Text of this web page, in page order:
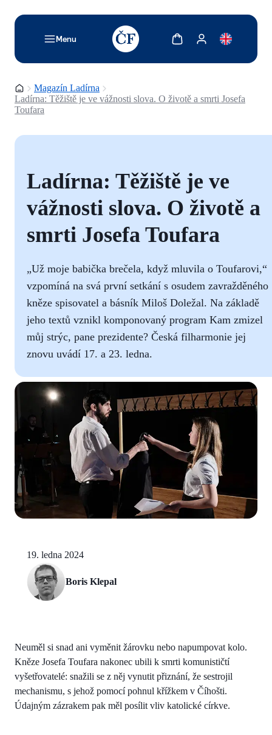
Menu
TODO: Add description for reader
Zobrazit košíkZobrazit můj účet
Domovská stránka
Magazín Ladírna
Ladírna: Těžiště je ve vážnosti slova. O životě a smrti Josefa
Toufara
Ladírna: Těžiště je ve
vážnosti slova. O životě a
smrti Josefa Toufara
„Už moje babička brečela, když mluvila o Toufarovi,“
vzpomíná na svá první setkání s osudem zavražděného
kněze spisovatel a básník Miloš Doležal. Na základě
jeho textů vznikl komponovaný program Kam zmizel
můj strýc, pane prezidente? Česká filharmonie jej
znovu uvádí 17. a 23. ledna.
19. ledna 2024
Boris Klepal
Neuměl si snad ani vyměnit žárovku nebo napumpovat kolo.
Kněze Josefa Toufara nakonec ubili k smrti komunističtí
vyšetřovatelé: snažili se z něj vynutit přiznání, že sestrojil
mechanismu, s jehož pomocí pohnul křížkem v Číhošti.
Údajným zázrakem pak měl posílit vliv katolické církve.